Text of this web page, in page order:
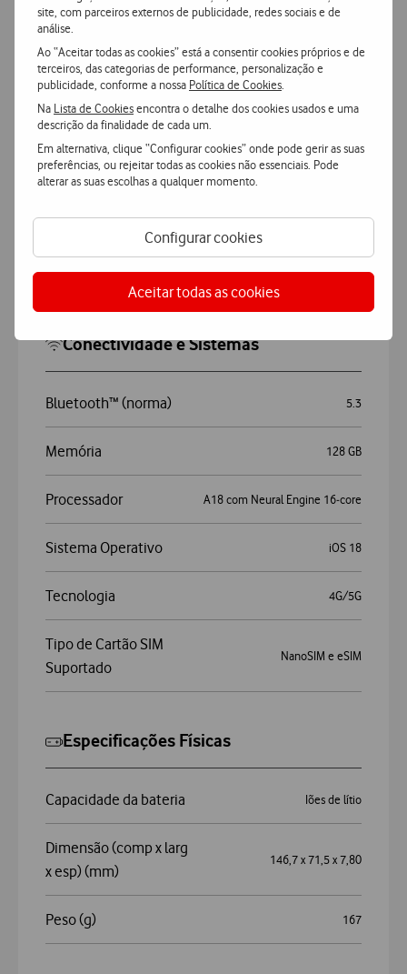
site, com parceiros externos de publicidade, redes sociais e de
análise.
Ao “Aceitar todas as cookies” está a consentir cookies próprios e de
terceiros, das categorias de performance, personalização e
publicidade, conforme a nossa Política de Cookies
Na Lista de Cookiesencontra o detalhe dos cookies usados e uma
descrição da finalidade de cada um.
Em alternativa, clique “Configurar cookies” onde pode gerir as suas
preferências, ou rejeitar todas as cookies não essenciais. Pode
alterar as suas escolhas a qualquer momento.
Configurar cookies
Aceitar todas as cookies
Apple iPhone 16e 5G
Geral
Cor
Marca Apple
Modelo iPhone 16e 5G
Conectividade e Sistemas
Bluetooth™ (norma) 5.3
Memória 128 GB
Processador A18 com Neural Engine 16‑core
Sistema Operativo iOS 18
Tecnologia 4G/5G
Tipo de Cartão SIM
Suportado
NanoSIM e eSIM
Especificações Físicas
Capacidade da bateria Iões de lítio
Dimensão (comp x larg
x esp) (mm)
146,7 x 71,5 x 7,80
Peso (g) 167